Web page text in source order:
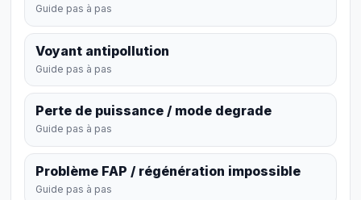
Guide pas à pas
Voyant antipollution
Guide pas à pas
Perte de puissance / mode degrade
Guide pas à pas
Problème FAP / régénération impossible
Guide pas à pas